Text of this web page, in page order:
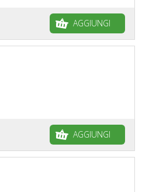
AGGIUNGI
AGGIUNGI